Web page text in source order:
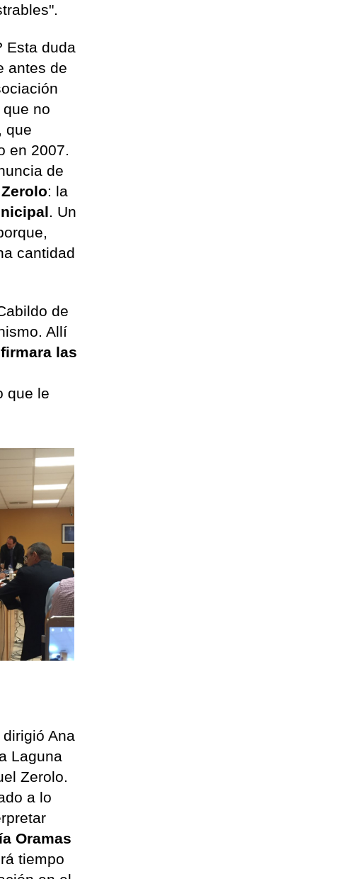
Esta duda
antes de
no
que
en 2007.
de
: la
. Un
cantidad
de
Allí
las
que le
Ana
Laguna
Zerolo.
a lo
Oramas
tiempo